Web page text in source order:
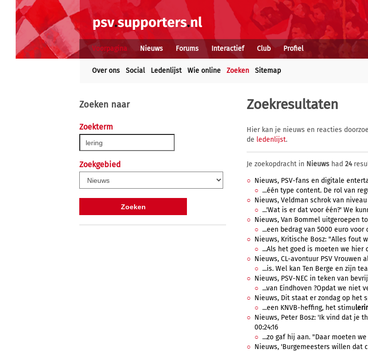
Voorpagina Nieuws Forums Interactief Club Profiel
Over ons Social Ledenlijst Wie online Zoeken Sitemap
Zoeken naar
Zoekterm
Zoekgebied
Zoekresultaten
Hier kan je nieuws en reacties
de ledenlijst.
Je zoekopdracht in Nieuws had 24
Nieuws, PSV-fans en digitale
...één type content. De rol van
Nieuws, Veldman schrok van niveau
...'Wat is er dat voor één?' We
Nieuws, Van Bommel uitgeroepen
...een bedrag van 5000 euro voor
Nieuws, Kritische Bosz: "Alles fout
...Als het goed is moeten we hier
Nieuws, CL-avontuur PSV Vrouwen
...is. Wel kan Ten Berge en zijn
Nieuws, PSV-NEC in teken van
...van Eindhoven ?Opdat we niet
Nieuws, Dit staat er zondag op het
...een KNVB-heffing, het stimu
Nieuws, Peter Bosz: 'Ik vind dat je
00:24:16
...zo gaf hij aan. "Daar moeten
Nieuws, 'Burgemeesters willen dat